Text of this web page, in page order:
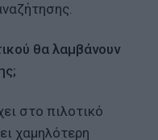
θα λαμβάνουν
στο πιλοτικό
χαμηλότερη